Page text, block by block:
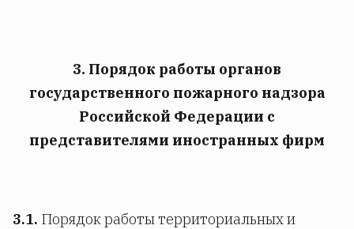
3. Порядок работы органов
государственного пожарного надзора
Российской Федерации с
представителями иностранных фирм
3.1. Порядок работы территориальных и